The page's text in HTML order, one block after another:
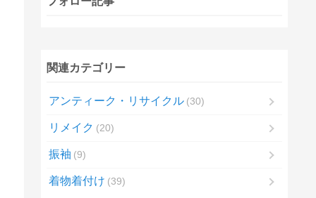
関連カテゴリー
アンティーク・リサイクル 30
リメイク 20
振袖 9
着物着付け 39